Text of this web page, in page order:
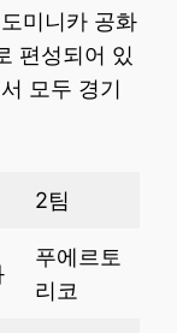
미니카 공화
편성되어 있
모두 경기
2팀
푸에르토
리코